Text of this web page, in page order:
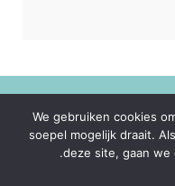
Services
We gebruiken cookies
soepel mogelijk draait.
deze site, gaan we